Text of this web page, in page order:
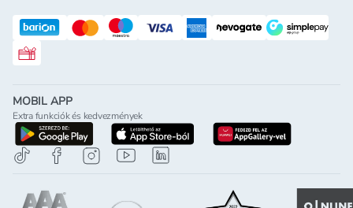
Rossmann ajándékkártya
MOBIL APP
Extra funkciók és kedvezmények
letöltés a google-play-rölletöltés az app-store-ból
letöltés